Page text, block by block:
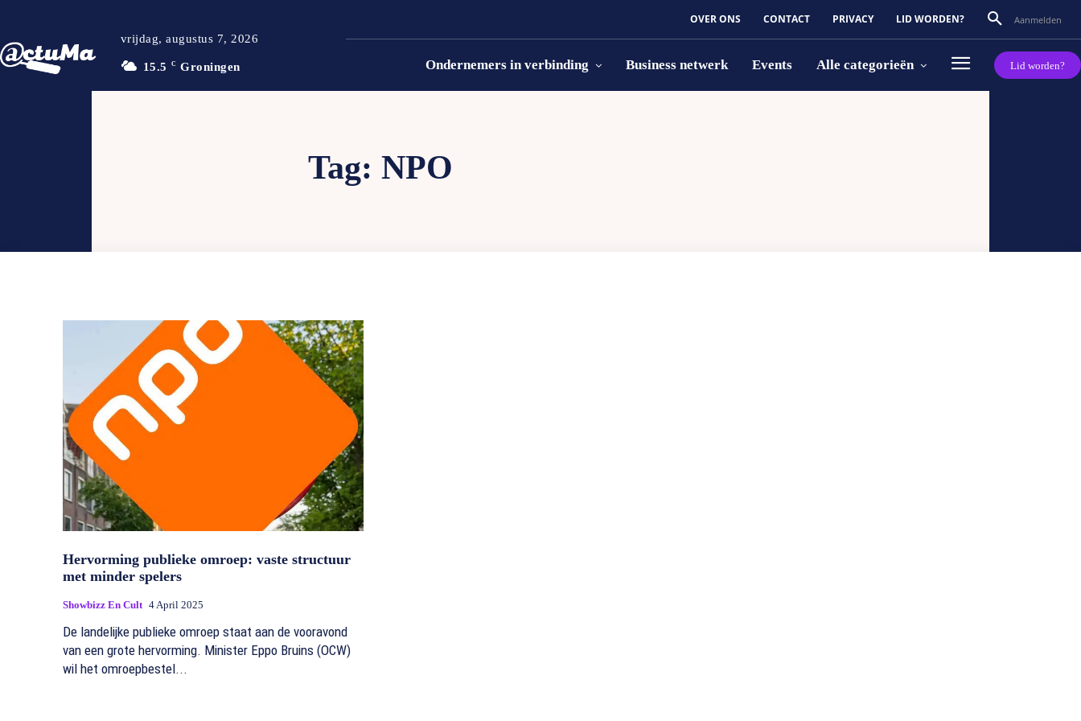
vrijdag, augustus 7, 2026
15.5 C Groningen
OVER ONS CONTACT PRIVACY LID WORDEN? Aanmelden
Ondernemers in verbinding Business netwerk Events Alle categorieën Lid worden?
Tag: NPO
Hervorming publieke omroep: vaste structuur
met minder spelers
Showbizz En Cult 4 April 2025
De landelijke publieke omroep staat aan de vooravond
van een grote hervorming. Minister Eppo Bruins (OCW)
wil het omroepbestel...